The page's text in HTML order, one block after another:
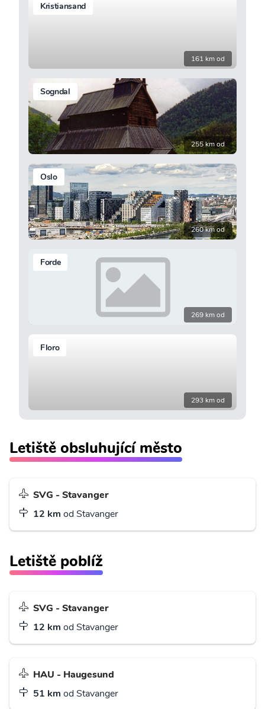
Kristiansand
161 km od
Sogndal
255 km od
Oslo
260 km od
Forde
269 km od
Floro
293 km od
Letiště obsluhující město
SVG - Stavanger
12 km od Stavanger
Letiště poblíž
SVG - Stavanger
12 km od Stavanger
HAU - Haugesund
51 km od Stavanger